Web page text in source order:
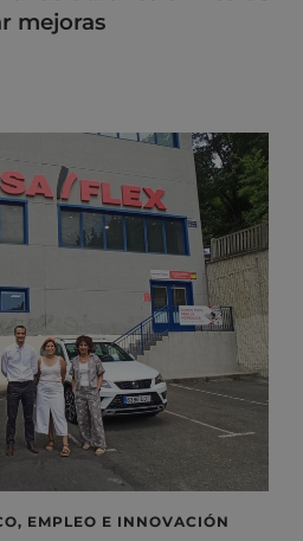
mejoras
EMPLEO E INNOVACIÓN